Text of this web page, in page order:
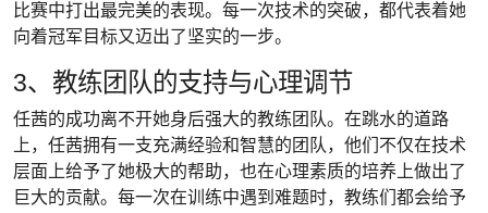
比赛中打出最完美的表现。每一次技术的突破，都代表着她
向着冠军目标又迈出了坚实的一步。
3、教练团队的支持与心理调节
任茜的成功离不开她身后强大的教练团队。在跳水的道路
上，任茜拥有一支充满经验和智慧的团队，他们不仅在技术
层面上给予了她极大的帮助，也在心理素质的培养上做出了
巨大的贡献。每一次在训练中遇到难题时，教练们都会给予